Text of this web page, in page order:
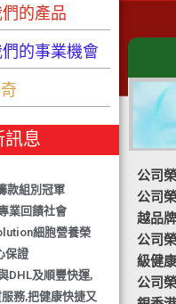
的產品
的事業機會
訊息
秀企業證書及星級
款組別冠軍
業回饋社會
細胞營養榮
保證
DHL及順豐快運,
務,把健康快捷又
公司
公司
越品
公司
級健
公司